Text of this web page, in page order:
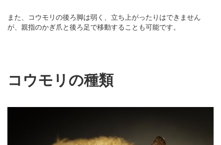
また、コウモリの後ろ脚は弱く、立ち上がったりはできません
が、親指のかぎ爪と後ろ足で移動することも可能です。
コウモリの種類